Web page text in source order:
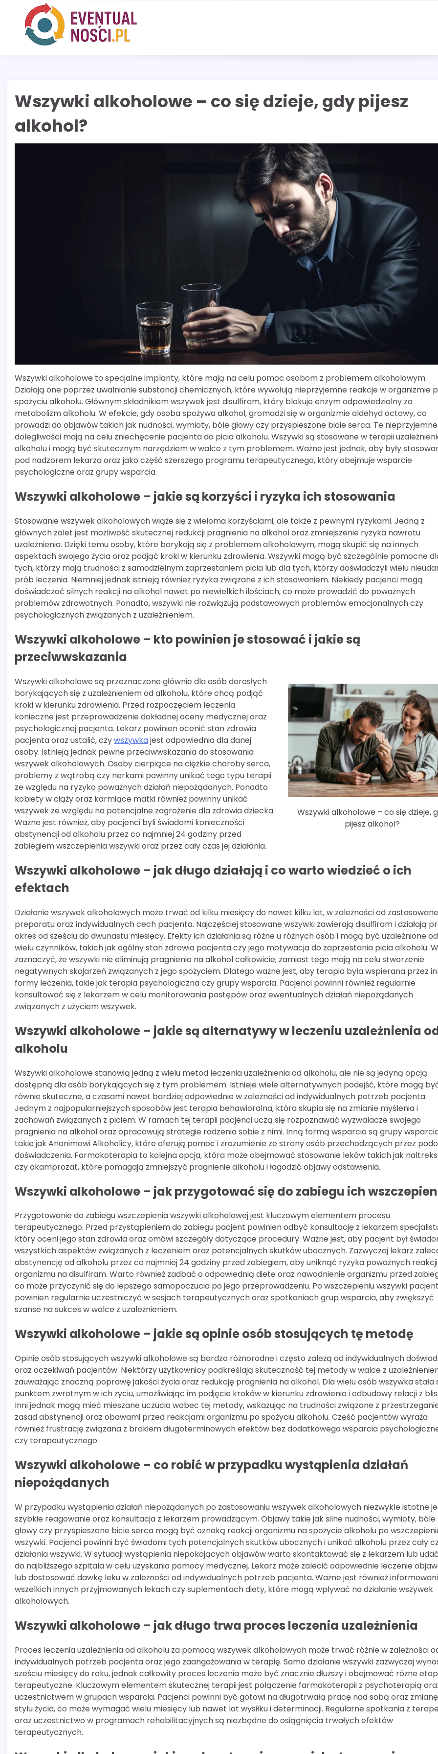
content
Wszywki alkoholowe – co się dzieje, gdy pijesz
alkohol?
Wszywki alkoholowe to specjalne implanty, które mają na celu pomoc osobom z problemem alkoholowym.
Działają one poprzez uwalnianie substancji chemicznych, które wywołują nieprzyjemne reakcje w organizmie
spożyciu alkoholu. Głównym składnikiem wszywek jest disulfiram, który blokuje enzym odpowiedzialny za
metabolizm alkoholu. W efekcie, gdy osoba spożywa alkohol, gromadzi się w organizmie aldehyd octowy, co
prowadzi do objawów takich jak nudności, wymioty, bóle głowy czy przyspieszone bicie serca. Te nieprzyjemne
dolegliwości mają na celu zniechęcenie pacjenta do picia alkoholu. Wszywki są stosowane w terapii
alkoholu i mogą być skutecznym narzędziem w walce z tym problemem. Ważne jest jednak, aby były
pod nadzorem lekarza oraz jako część szerszego programu terapeutycznego, który obejmuje wsparcie
psychologiczne oraz grupy wsparcia.
Wszywki alkoholowe – jakie są korzyści i ryzyka ich stosowania
Stosowanie wszywek alkoholowych wiąże się z wieloma korzyściami, ale także z pewnymi ryzykami. Jedną z
głównych zalet jest możliwość skutecznej redukcji pragnienia na alkohol oraz zmniejszenie ryzyka nawrotu
uzależnienia. Dzięki temu osoby, które borykają się z problemem alkoholowym, mogą skupić się na innych
aspektach swojego życia oraz podjąć kroki w kierunku zdrowienia. Wszywki mogą być szczególnie pomocne
tych, którzy mają trudności z samodzielnym zaprzestaniem picia lub dla tych, którzy doświadczyli wielu
prób leczenia. Niemniej jednak istnieją również ryzyka związane z ich stosowaniem. Niekiedy pacjenci mogą
doświadczać silnych reakcji na alkohol nawet po niewielkich ilościach, co może prowadzić do poważnych
problemów zdrowotnych. Ponadto, wszywki nie rozwiązują podstawowych problemów emocjonalnych czy
psychologicznych związanych z uzależnieniem.
Wszywki alkoholowe – kto powinien je stosować i jakie są
przeciwwskazania
Wszywki alkoholowe – co się dzieje,
pijesz alkohol?
Wszywki alkoholowe są przeznaczone głównie dla osób dorosłych
borykających się z uzależnieniem od alkoholu, które chcą podjąć
kroki w kierunku zdrowienia. Przed rozpoczęciem leczenia
konieczne jest przeprowadzenie dokładnej oceny medycznej oraz
psychologicznej pacjenta. Lekarz powinien ocenić stan zdrowia
pacjenta oraz ustalić, czywszywkajest odpowiednia dla danej
osoby. Istnieją jednak pewne przeciwwskazania do stosowania
wszywek alkoholowych. Osoby cierpiące na ciężkie choroby serca,
problemy z wątrobą czy nerkami powinny unikać tego typu terapii
ze względu na ryzyko poważnych działań niepożądanych. Ponadto
kobiety w ciąży oraz karmiące matki również powinny unikać
wszywek ze względu na potencjalne zagrożenie dla zdrowia dziecka.
Ważne jest również, aby pacjenci byli świadomi konieczności
abstynencji od alkoholu przez co najmniej 24 godziny przed
zabiegiem wszczepienia wszywki oraz przez cały czas jej działania.
Wszywki alkoholowe – jak długo działają i co warto wiedzieć o ich
efektach
Działanie wszywek alkoholowych może trwać od kilku miesięcy do nawet kilku lat, w zależności od
preparatu oraz indywidualnych cech pacjenta. Najczęściej stosowane wszywki zawierają disulfiram i działają
okres od sześciu do dwunastu miesięcy. Efekty ich działania są różne u różnych osób i mogą być uzależnione od
wielu czynników, takich jak ogólny stan zdrowia pacjenta czy jego motywacja do zaprzestania picia alkoholu.
zaznaczyć, że wszywki nie eliminują pragnienia na alkohol całkowicie; zamiast tego mają na celu stworzenie
negatywnych skojarzeń związanych z jego spożyciem. Dlatego ważne jest, aby terapia była wspierana przez
formy leczenia, takie jak terapia psychologiczna czy grupy wsparcia. Pacjenci powinni również regularnie
konsultować się z lekarzem w celu monitorowania postępów oraz ewentualnych działań niepożądanych
związanych z użyciem wszywek.
Wszywki alkoholowe – jakie są alternatywy w leczeniu uzależnienia
alkoholu
Wszywki alkoholowe stanowią jedną z wielu metod leczenia uzależnienia od alkoholu, ale nie są jedyną opcją
dostępną dla osób borykających się z tym problemem. Istnieje wiele alternatywnych podejść, które mogą
równie skuteczne, a czasami nawet bardziej odpowiednie w zależności od indywidualnych potrzeb pacjenta.
Jednym z najpopularniejszych sposobów jest terapia behawioralna, która skupia się na zmianie myślenia i
zachowań związanych z piciem. W ramach tej terapii pacjenci uczą się rozpoznawać wyzwalacze swojego
pragnienia na alkohol oraz opracowują strategie radzenia sobie z nimi. Inną formą wsparcia są grupy
takie jak Anonimowi Alkoholicy, które oferują pomoc i zrozumienie ze strony osób przechodzących przez
doświadczenia. Farmakoterapia to kolejna opcja, która może obejmować stosowanie leków takich jak
czy akamprozat, które pomagają zmniejszyć pragnienie alkoholu i łagodzić objawy odstawienia.
Wszywki alkoholowe – jak przygotować się do zabiegu ich
Przygotowanie do zabiegu wszczepienia wszywki alkoholowej jest kluczowym elementem procesu
terapeutycznego. Przed przystąpieniem do zabiegu pacjent powinien odbyć konsultację z lekarzem
który oceni jego stan zdrowia oraz omówi szczegóły dotyczące procedury. Ważne jest, aby pacjent był
wszystkich aspektów związanych z leczeniem oraz potencjalnych skutków ubocznych. Zazwyczaj lekarz
abstynencję od alkoholu przez co najmniej 24 godziny przed zabiegiem, aby uniknąć ryzyka poważnych reakcji
organizmu na disulfiram. Warto również zadbać o odpowiednią dietę oraz nawodnienie organizmu przed
co może przyczynić się do lepszego samopoczucia po jego przeprowadzeniu. Po wszczepieniu wszywki
powinien regularnie uczestniczyć w sesjach terapeutycznych oraz spotkaniach grup wsparcia, aby zwiększyć
szanse na sukces w walce z uzależnieniem.
Wszywki alkoholowe – jakie są opinie osób stosujących tę metodę
Opinie osób stosujących wszywki alkoholowe są bardzo różnorodne i często zależą od indywidualnych
oraz oczekiwań pacjentów. Niektórzy użytkownicy podkreślają skuteczność tej metody w walce z
zauważając znaczną poprawę jakości życia oraz redukcję pragnienia na alkohol. Dla wielu osób wszywka stała
punktem zwrotnym w ich życiu, umożliwiając im podjęcie kroków w kierunku zdrowienia i odbudowy relacji z
Inni jednak mogą mieć mieszane uczucia wobec tej metody, wskazując na trudności związane z
zasad abstynencji oraz obawami przed reakcjami organizmu po spożyciu alkoholu. Część pacjentów wyraża
również frustrację związana z brakiem długoterminowych efektów bez dodatkowego wsparcia
czy terapeutycznego.
Wszywki alkoholowe – co robić w przypadku wystąpienia działań
niepożądanych
W przypadku wystąpienia działań niepożądanych po zastosowaniu wszywek alkoholowych niezwykle istotne
szybkie reagowanie oraz konsultacja z lekarzem prowadzącym. Objawy takie jak silne nudności, wymioty, bóle
głowy czy przyspieszone bicie serca mogą być oznaką reakcji organizmu na spożycie alkoholu po
wszywki. Pacjenci powinni być świadomi tych potencjalnych skutków ubocznych i unikać alkoholu przez cały
działania wszywki. W sytuacji wystąpienia niepokojących objawów warto skontaktować się z lekarzem lub
do najbliższego szpitala w celu uzyskania pomocy medycznej. Lekarz może zalecić odpowiednie leczenie
lub dostosować dawkę leku w zależności od indywidualnych potrzeb pacjenta. Ważne jest również
wszelkich innych przyjmowanych lekach czy suplementach diety, które mogą wpływać na działanie wszywek
alkoholowych.
Wszywki alkoholowe – jak długo trwa proces leczenia uzależnienia
Proces leczenia uzależnienia od alkoholu za pomocą wszywek alkoholowych może trwać różnie w zależności
indywidualnych potrzeb pacjenta oraz jego zaangażowania w terapię. Samo działanie wszywki zazwyczaj
sześciu miesięcy do roku, jednak całkowity proces leczenia może być znacznie dłuższy i obejmować różne
terapeutyczne. Kluczowym elementem skutecznej terapii jest połączenie farmakoterapii z psychoterapią
uczestnictwem w grupach wsparcia. Pacjenci powinni być gotowi na długotrwałą pracę nad sobą oraz zmianę
stylu życia, co może wymagać wielu miesięcy lub nawet lat wysiłku i determinacji. Regularne spotkania z
oraz uczestnictwo w programach rehabilitacyjnych są niezbędne do osiągnięcia trwałych efektów
terapeutycznych.